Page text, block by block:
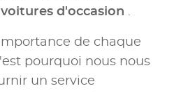
voitures d'occasion .
de chaque
pourquoi nous nous
un service